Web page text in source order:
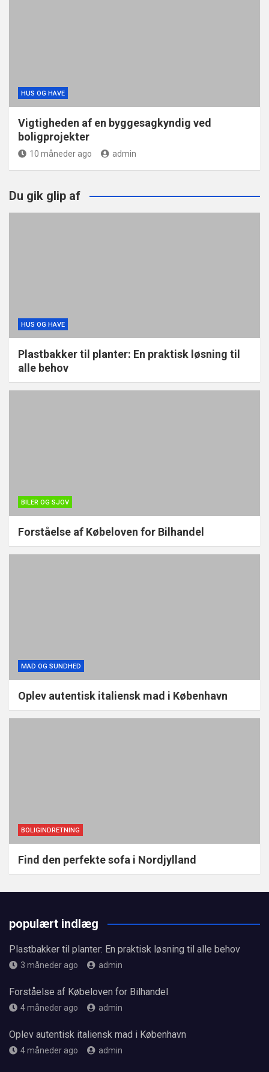
HUS OG HAVE
Vigtigheden af en byggesagkyndig ved
boligprojekter
10 måneder ago admin
Du gik glip af
HUS OG HAVE
Plastbakker til planter: En praktisk løsning til
alle behov
BILER OG SJOV
Forståelse af Købeloven for Bilhandel
MAD OG SUNDHED
Oplev autentisk italiensk mad i København
BOLIGINDRETNING
Find den perfekte sofa i Nordjylland
populært indlæg
Plastbakker til planter: En praktisk løsning til alle behov
3 måneder ago admin
Forståelse af Købeloven for Bilhandel
4 måneder ago admin
Oplev autentisk italiensk mad i København
4 måneder ago admin